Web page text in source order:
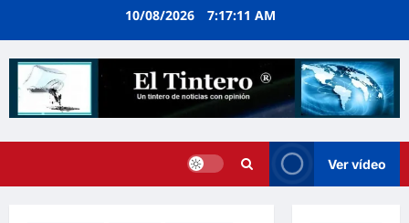
10/08/2026 7:17:11 AM
Ver vídeo